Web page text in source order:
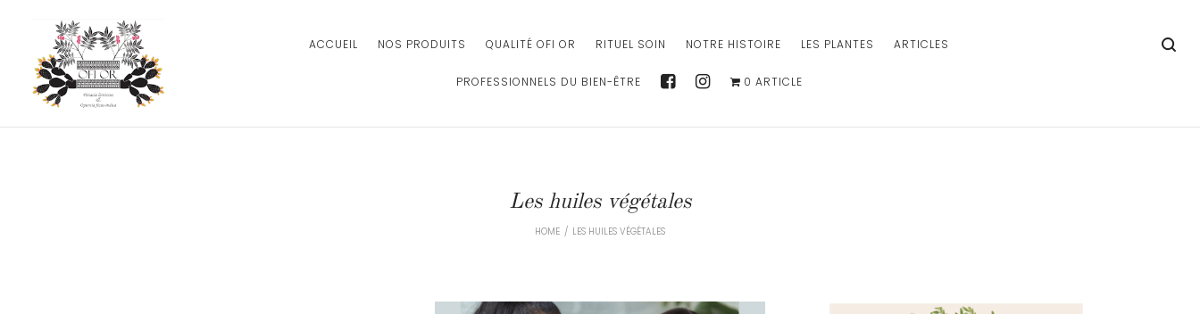
ACCUEIL NOS PRODUITS QUALITÉ OFI OR RITUEL SOIN NOTRE HISTOIRE LES PLANTES ARTICLES
PROFESSIONNELS DU BIEN-ÊTRE 0 ARTICLE
Les huiles végétales
HOME / LES HUILES VÉGÉTALES